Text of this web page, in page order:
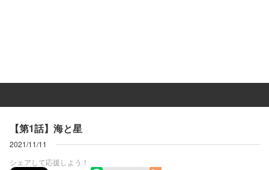
【第1話】海と星
2021/11/11
シェアして応援しよう！